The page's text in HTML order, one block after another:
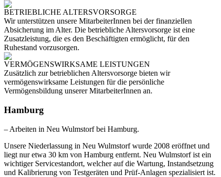
BETRIEBLICHE ALTERSVORSORGE
Wir unterstützen unsere MitarbeiterInnen bei der finanziellen
Absicherung im Alter. Die betriebliche Altersvorsorge ist eine
Zusatzleistung, die es den Beschäftigten ermöglicht, für den
Ruhestand vorzusorgen.
VERMÖGENSWIRKSAME LEISTUNGEN
Zusätzlich zur betrieblichen Altersvorsorge bieten wir
vermögenswirksame Leistungen für die persönliche
Vermögensbildung unserer MitarbeiterInnen an.
Hamburg
– Arbeiten in Neu Wulmstorf bei Hamburg.
Unsere Niederlassung in Neu Wulmstorf wurde 2008 eröffnet und
liegt nur etwa 30 km von Hamburg entfernt. Neu Wulmstorf ist ein
wichtiger Servicestandort, welcher auf die Wartung, Instandsetzung
und Kalibrierung von Testgeräten und Prüf-Anlagen spezialisiert ist.